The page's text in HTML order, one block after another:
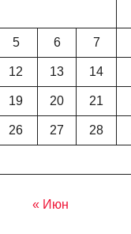
5 6 7
12 13 14
19 20 21
26 27 28
« Июн